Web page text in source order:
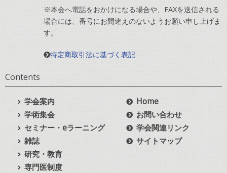
※本会へ電話をおかけになる場合や、FAXを送信される
場合には、番号にお間違えのないようお願い申し上げま
す。
特定商取引法に基づく表記
Contents
学会案内
学術集会
セミナー・eラーニング
雑誌
研究・教育
専門医制度
Home
お問い合わせ
学会関連リンク
サイトマップ